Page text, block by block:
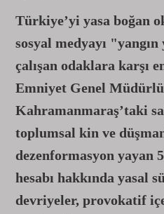
Türkiye’yi yasa boğan
sosyal medyayı
çalışan odaklara karşı
Emniyet Genel
Kahramanmaraş’taki
toplumsal kin ve
dezenformasyon yayan
hesabı hakkında yasal
devriyeler, provokatif